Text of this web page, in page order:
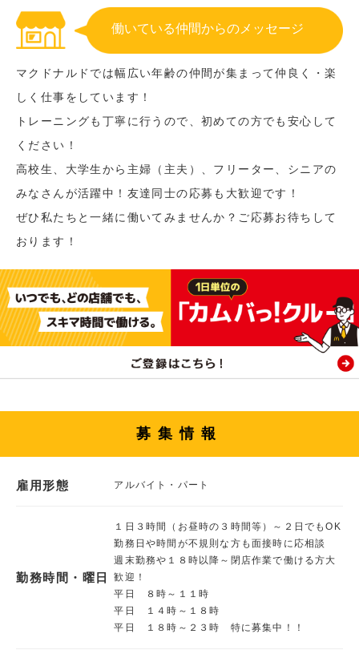
働いている仲間からのメッセージ
マクドナルドでは幅広い年齢の仲間が集まって仲良く・楽
しく仕事をしています！
トレーニングも丁寧に行うので、初めての方でも安心して
ください！
高校生、大学生から主婦（主夫）、フリーター、シニアの
みなさんが活躍中！友達同士の応募も大歓迎です！
ぜひ私たちと一緒に働いてみませんか？ご応募お待ちして
おります！
募集情報
雇用形態 アルバイト・パート
勤務時間・曜日
１日３時間（お昼時の３時間等）～２日でもOK
勤務日や時間が不規則な方も面接時に応相談
週末勤務や１８時以降～閉店作業で働ける方大
歓迎！
平日 ８時～１１時
平日 １４時～１８時
平日 １８時～２３時 特に募集中！！